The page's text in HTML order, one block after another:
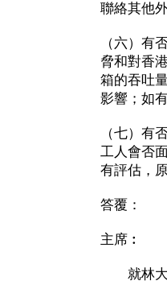
聯絡其他
（六）有
脅和對香
箱的吞吐
影響；如
（七）有
工人會否
有評估，
答覆：
主席︰
就林大